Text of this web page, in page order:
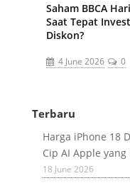
Saham BBCA
Saat Tepat
Diskon?
4 June 2026 0
Terbaru
Harga iPhone 18
Cip AI Apple
18 June 2026